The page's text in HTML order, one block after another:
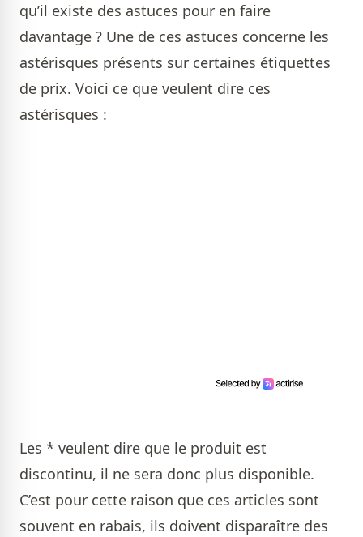
qu’il existe des astuces pour en faire
davantage ? Une de ces astuces concerne les
astérisques présents sur certaines étiquettes
de prix. Voici ce que veulent dire ces
astérisques :
Les * veulent dire que le produit est
discontinu, il ne sera donc plus disponible.
C’est pour cette raison que ces articles sont
souvent en rabais, ils doivent disparaître des